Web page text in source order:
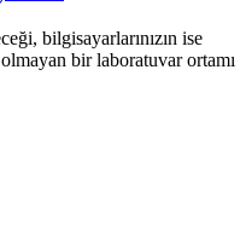
bilgisayarlarınızın ise
olmayan bir laboratuvar ortamı